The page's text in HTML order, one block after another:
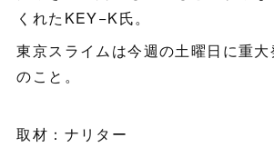
くれたKEY−K氏。
東京スライムは今週の土曜日に重大
のこと。
取材：ナリター